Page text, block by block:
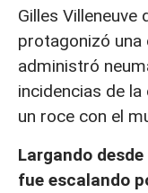
Gilles Villeneuve
protagonizó una
administró
incidencias de
un roce con el
Largando
fue escalando